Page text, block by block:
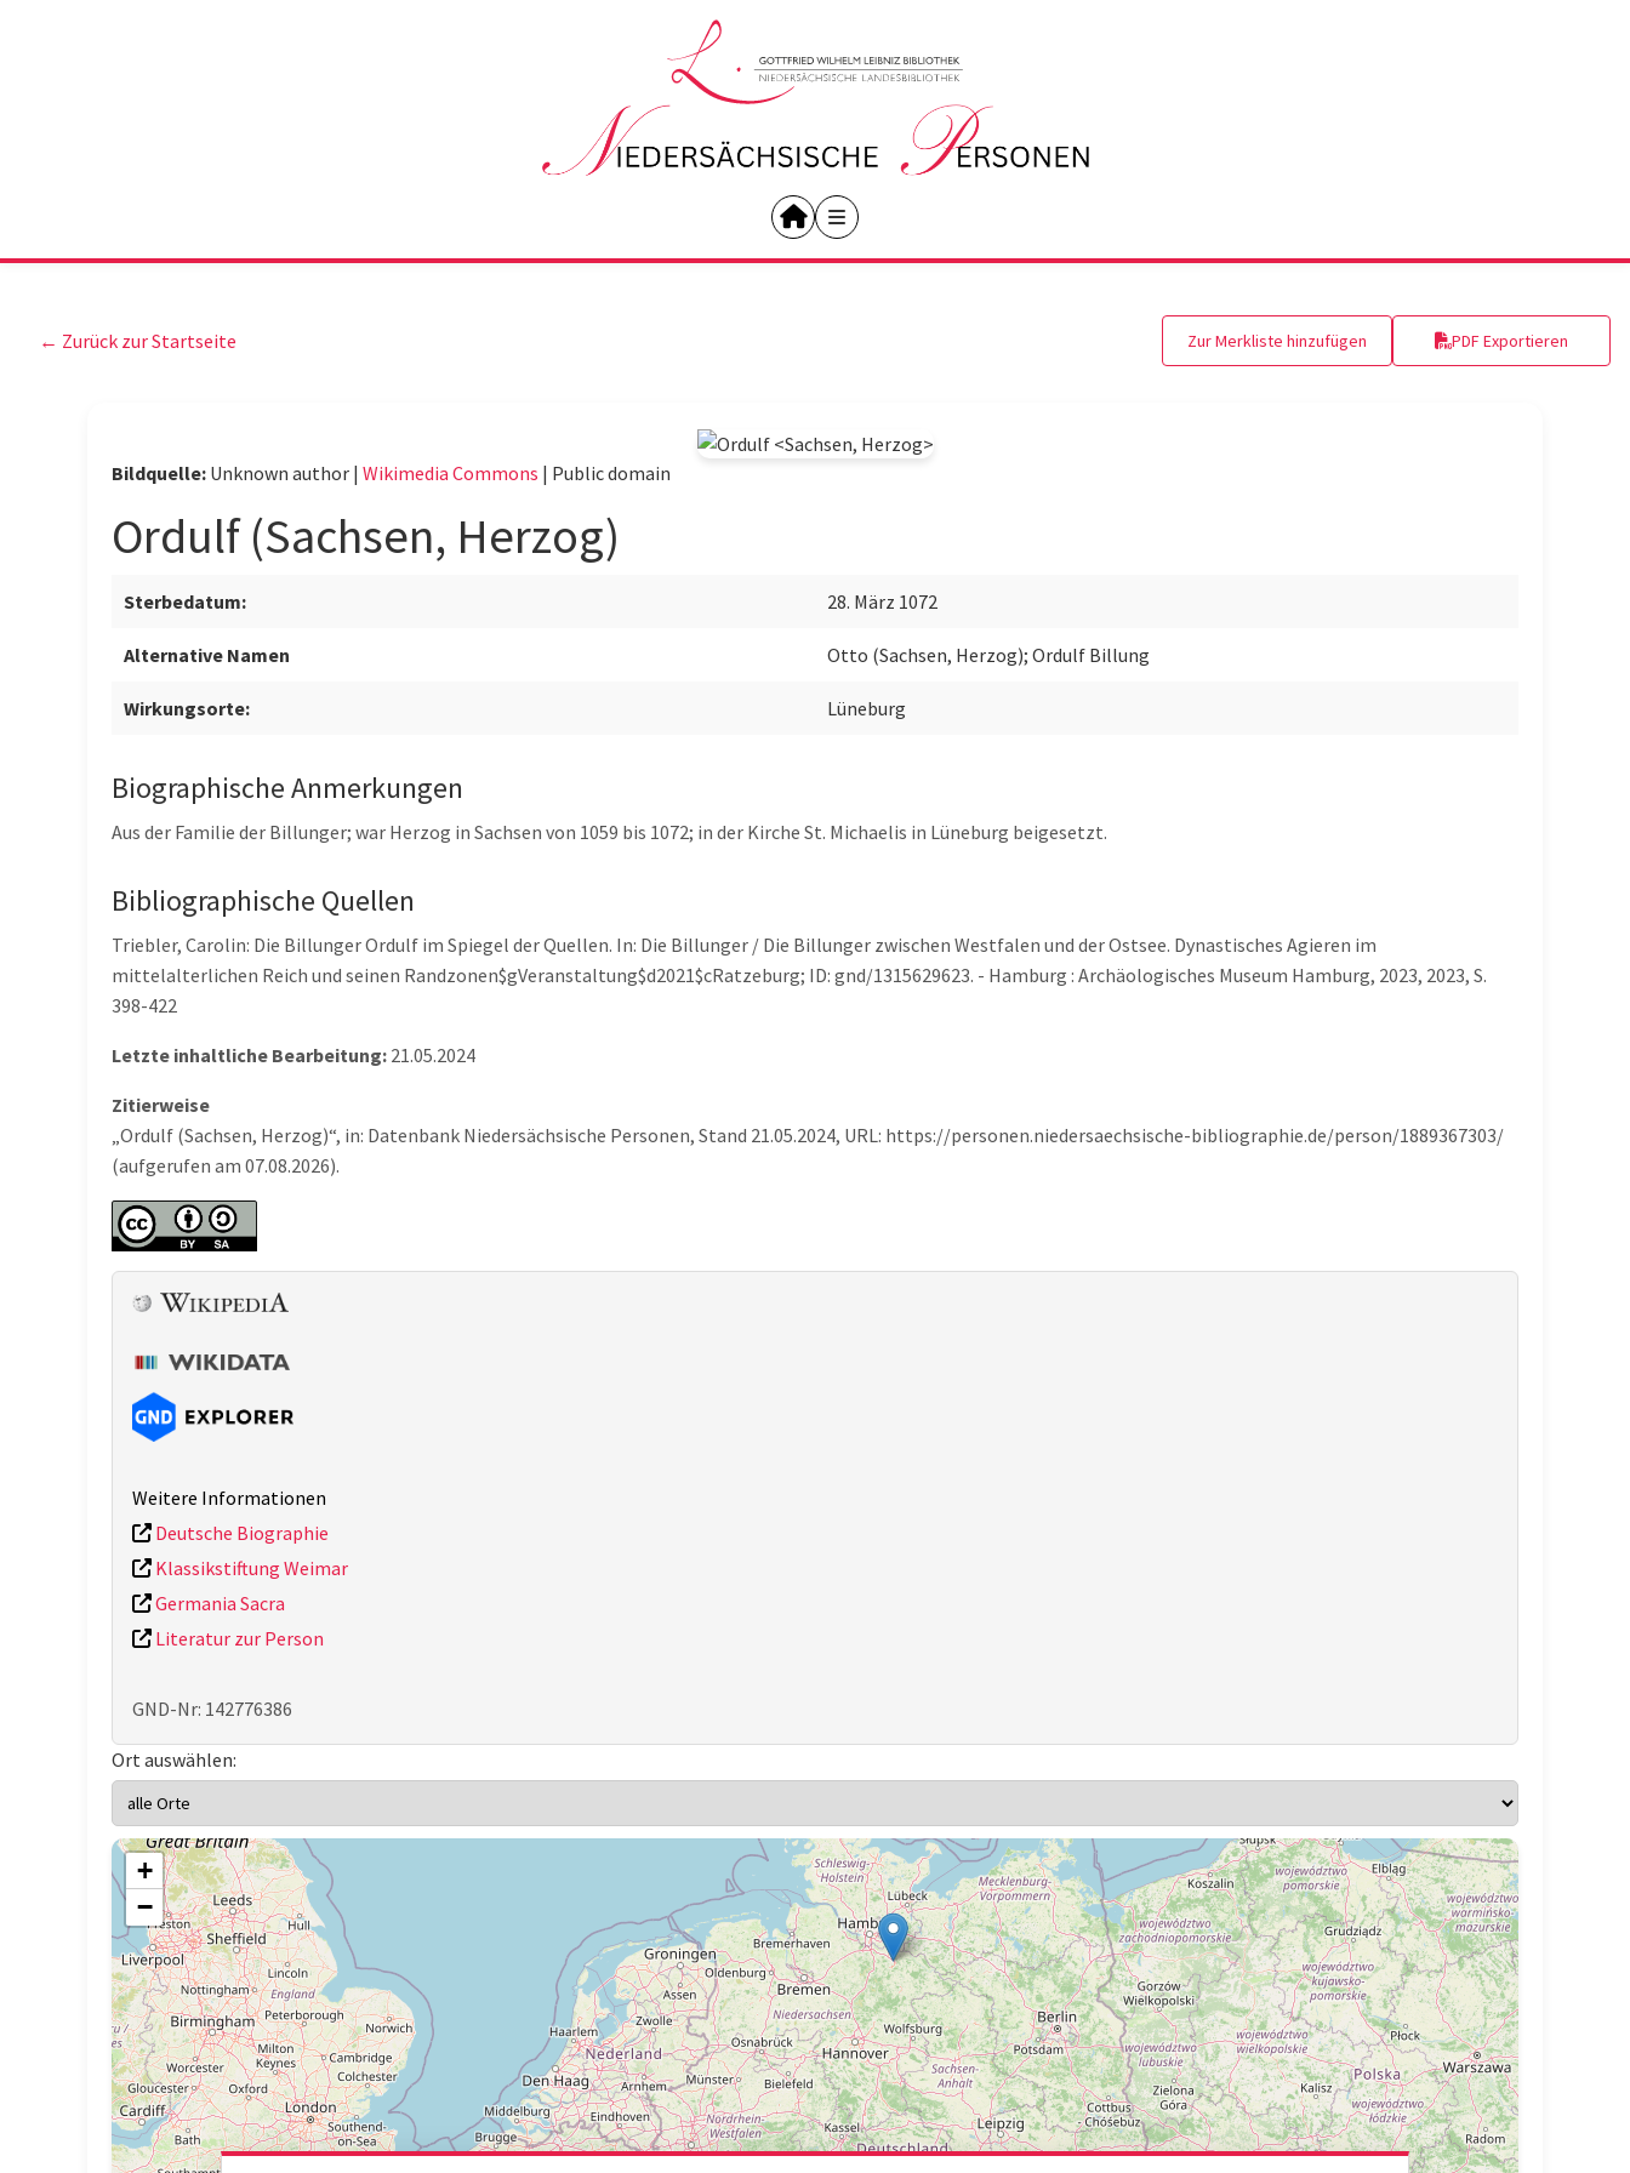
← Zurück zur Startseite Zur Merkliste hinzufügen PDF Exportieren
Ordulf (Sachsen, Herzog)
Sterbedatum: 28. März 1072
Alternative Namen Otto (Sachsen, Herzog); Ordulf Billung
Wirkungsorte: Lüneburg
Biographische Anmerkungen
Aus der Familie der Billunger; war Herzog in Sachsen von 1059 bis 1072; in der Kirche St. Michaelis in Lüneburg beigesetzt.
Bibliographische Quellen
Triebler, Carolin: Die Billunger Ordulf im Spiegel der Quellen. In: Die Billunger / Die Billunger zwischen Westfalen und der Ostsee. Dynastisches Agieren im
mittelalterlichen Reich und seinen Randzonen$gVeranstaltung$d2021$cRatzeburg; ID: gnd/1315629623. - Hamburg : Archäologisches Museum Hamburg, 2023, 2023, S.
398-422
Letzte inhaltliche Bearbeitung: 21.05.2024
Zitierweise
„Ordulf (Sachsen, Herzog)“, in: Datenbank Niedersächsische Personen, Stand 21.05.2024, URL: https://personen.niedersaechsische-bibliographie.de/person/1889367303/
(aufgerufen am 07.08.2026).
Bildquelle: Unknown author | Wikimedia Commons | Public domain
Weitere Informationen
Deutsche Biographie
Klassikstiftung Weimar
Germania Sacra
Literatur zur Person
GND-Nr: 142776386
Ort auswählen:
+
−